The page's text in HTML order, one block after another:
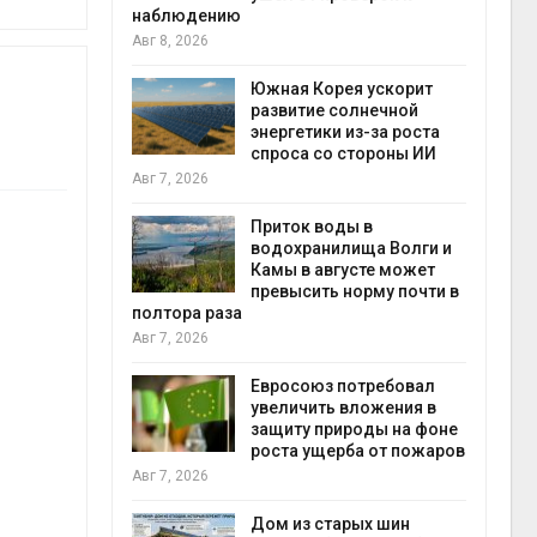
сразу
наблюдению
Авг 8, 2026
Южная Корея ускорит
развитие солнечной
энергетики из-за роста
спроса со стороны ИИ
Авг 7, 2026
Приток воды в
водохранилища Волги и
Камы в августе может
превысить норму почти в
полтора раза
Авг 7, 2026
Евросоюз потребовал
увеличить вложения в
защиту природы на фоне
роста ущерба от пожаров
Авг 7, 2026
Дом из старых шин